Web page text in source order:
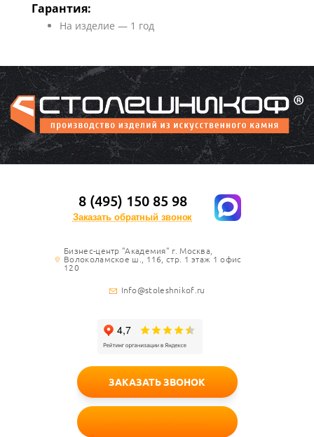
Гарантия:
На изделие — 1 год
8 (495) 150 85 98
Заказать обратный звонок
Бизнес-центр "Академия" г. Москва,
Волоколамское ш., 116, стр. 1 этаж 1 офис
120
Info@stoleshnikof.ru
ЗАКАЗАТЬ ЗВОНОК